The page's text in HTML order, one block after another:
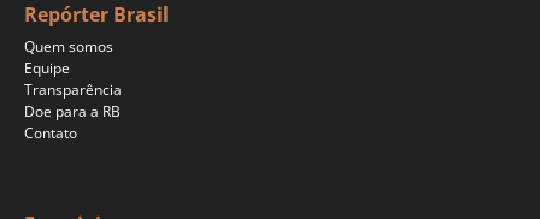
Repórter Brasil
Quem somos
Equipe
Transparência
Doe para a RB
Contato